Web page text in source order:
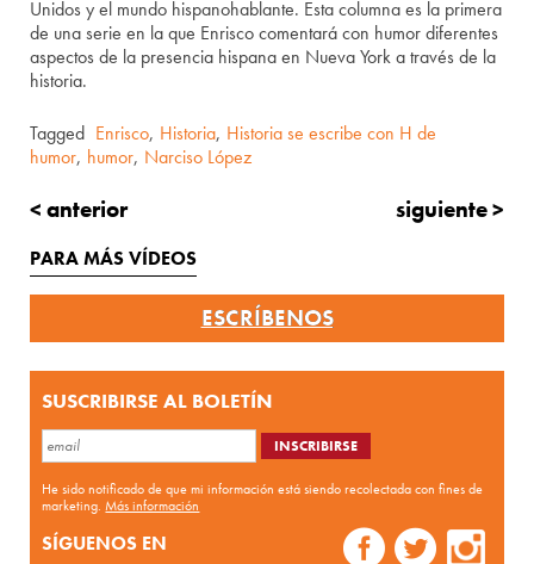
Unidos y el mundo hispanohablante. Esta columna es la primera
de una serie en la que Enrisco comentará con humor diferentes
aspectos de la presencia hispana en Nueva York a través de la
historia.
Tagged Enrisco, Historia, Historia se escribe con H de
humor, humor, Narciso López
< anterior siguiente >
PARA MÁS VÍDEOS
ESCRÍBENOS
SUSCRIBIRSE AL BOLETÍN
He sido notificado de que mi información está siendo recolectada con fines de
marketing.Más información
SÍGUENOS EN